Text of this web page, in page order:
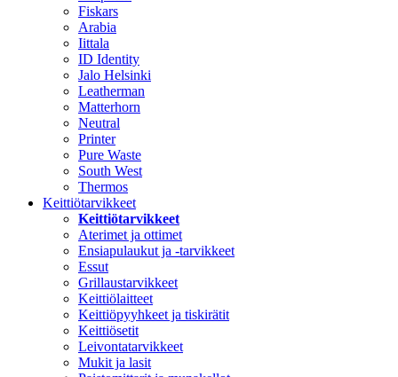
Fiskars
Arabia
Iittala
ID Identity
Jalo Helsinki
Leatherman
Matterhorn
Neutral
Printer
Pure Waste
South West
Thermos
Keittiötarvikkeet
Keittiötarvikkeet
Aterimet ja ottimet
Ensiapulaukut ja -tarvikkeet
Essut
Grillaustarvikkeet
Keittiölaitteet
Keittiöpyyhkeet ja tiskirätit
Keittiösetit
Leivontatarvikkeet
Mukit ja lasit